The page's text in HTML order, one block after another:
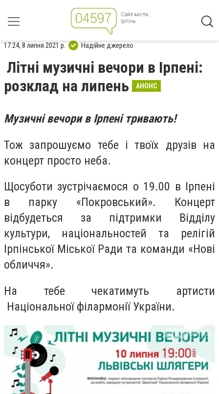
17:24, 8 липня 2021 р. Надійне джерело
Літні музичні вечори в Ірпені:
розклад на липень
АНОНС
Музичні вечори в Ірпені тривають!
Тож запрошуємо тебе і твоїх друзів на
концерт просто неба.
Щосуботи зустрічаємося о 19.00 в Ірпені
в парку «Покровський». Концерт
відбудеться за підтримки Відділу
культури, національностей та релігій
Ірпінської Міської Ради та команди «Нові
обличчя».
На тебе чекатимуть артисти
Національної філармонії України.